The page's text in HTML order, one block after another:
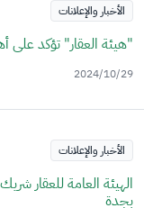
الأخبار والإعلانات
"هيئة العقار" تؤكد على
2024/10/29
الأخبار والإعلانات
بجدة